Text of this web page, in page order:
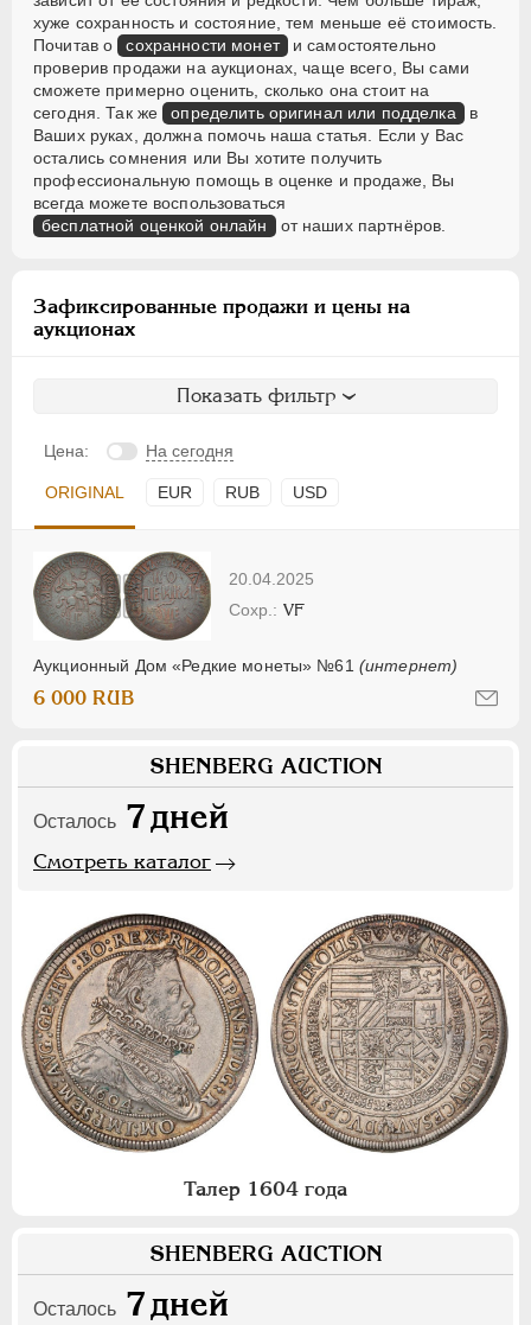
хуже сохранность и состояние, тем меньше её стоимость.
Почитав о сохранности монет и самостоятельно
проверив продажи на аукционах, чаще всего, Вы сами
сможете примерно оценить, сколько она стоит на
сегодня. Так же определить оригинал или подделка в
Ваших руках, должна помочь наша статья. Если у Вас
остались сомнения или Вы хотите получить
профессиональную помощь в оценке и продаже, Вы
всегда можете воспользоваться
бесплатной оценкой онлайн от наших партнёров.
Зафиксированные продажи и цены на
аукционах
Показать фильтр
Цена: На сегодня
ORIGINAL EUR RUB USD
20.04.2025
Аукционный Дом «Редкие монеты» №61 (интернет)
VF
6 000 RUB
SHENBERG AUCTION
Осталось 7дней
Смотреть каталог
Талер 1604 года
SHENBERG AUCTION
Осталось 7дней